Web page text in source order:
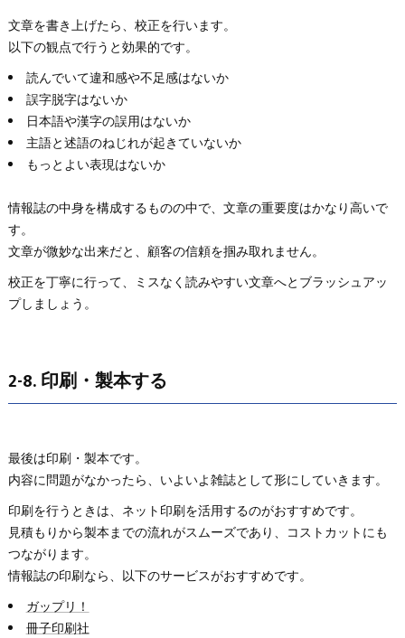
文章を書き上げたら、校正を行います。
以下の観点で行うと効果的です。
読んでいて違和感や不足感はないか
誤字脱字はないか
日本語や漢字の誤用はないか
主語と述語のねじれが起きていないか
もっとよい表現はないか
情報誌の中身を構成するものの中で、文章の重要度はかなり高いで
す。
文章が微妙な出来だと、顧客の信頼を掴み取れません。
校正を丁寧に行って、ミスなく読みやすい文章へとブラッシュアッ
プしましょう。
2-8. 印刷・製本する
最後は印刷・製本です。
内容に問題がなかったら、いよいよ雑誌として形にしていきます。
印刷を行うときは、ネット印刷を活用するのがおすすめです。
見積もりから製本までの流れがスムーズであり、コストカットにも
つながります。
情報誌の印刷なら、以下のサービスがおすすめです。
ガップリ！
冊子印刷社